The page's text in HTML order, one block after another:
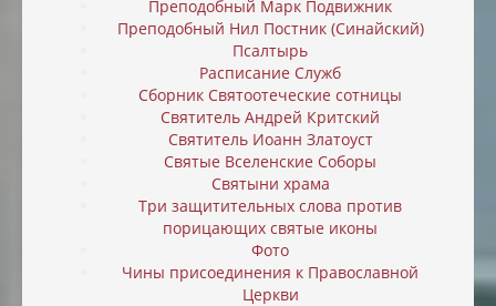
Преподобный Марк Подвижник
Преподобный Нил Постник (Синайский)
Псалтырь
Расписание Служб
Сборник Святоотеческие сотницы
Святитель Андрей Критский
Святитель Иоанн Златоуст
Святые Вселенские Соборы
Святыни храма
Три защитительных слова против
порицающих святые иконы
Фото
Чины присоединения к Православной
Церкви